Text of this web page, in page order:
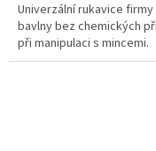
5
hvězdiček.
Univerzální rukavice
bavlny bez chemických
při manipulaci s mincemi.